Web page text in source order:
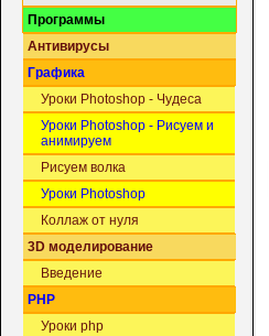
Программы
Антивирусы
Графика
Уроки Photoshop - Чудеса
Уроки Photoshop - Рисуем и
анимируем
Рисуем волка
Уроки Photoshop
Коллаж от нуля
3D моделирование
Введение
PHP
Уроки php